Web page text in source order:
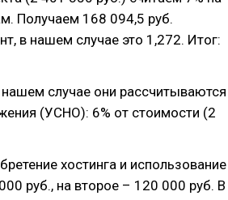
Получаем 168 094,5 руб.
в нашем случае это 1,272. Итог:
случае они рассчитываются
(УСНО): 6% от стоимости (2
хостинга и использование
руб., на второе – 120 000 руб. В